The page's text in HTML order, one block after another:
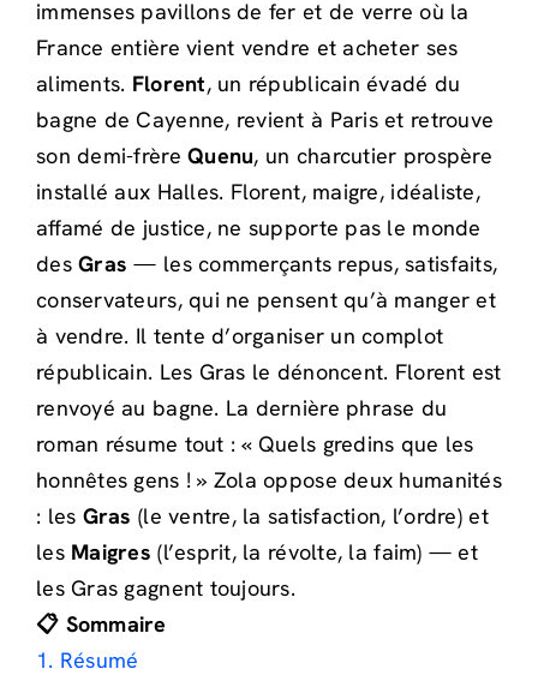
immenses pavillons de fer et de verre où la
France entière vient vendre et acheter ses
aliments. Florent, un républicain évadé du
bagne de Cayenne, revient à Paris et retrouve
son demi-frèreQuenu, un charcutier prospère
installé aux Halles. Florent, maigre, idéaliste,
affamé de justice, ne supporte pas le monde
desGras — les commerçants repus, satisfaits,
conservateurs, qui ne pensent qu’à manger et
à vendre. Il tente d’organiser un complot
républicain. Les Gras le dénoncent. Florent est
renvoyé au bagne. La dernière phrase du
roman résume tout : « Quels gredins que les
honnêtes gens ! » Zola oppose deux humanités
: les Gras (le ventre, la satisfaction, l’ordre) et
les Maigres (l’esprit, la révolte, la faim) — et
les Gras gagnent toujours.
📋 Sommaire
1. Résumé